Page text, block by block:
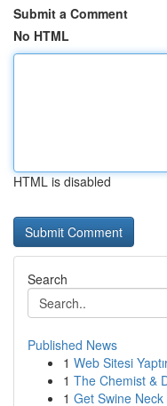
Submit a Comment
No HTML
HTML is disabled
Search
Published News
1 Web Sitesi
1 The Chemist &
1 Get Swine